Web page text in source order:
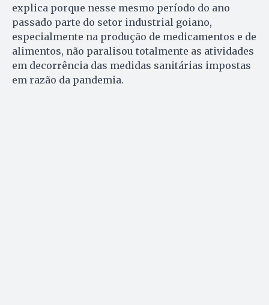
explica porque nesse mesmo período do ano
passado parte do setor industrial goiano,
especialmente na produção de medicamentos e de
alimentos, não paralisou totalmente as atividades
em decorrência das medidas sanitárias impostas
em razão da pandemia.